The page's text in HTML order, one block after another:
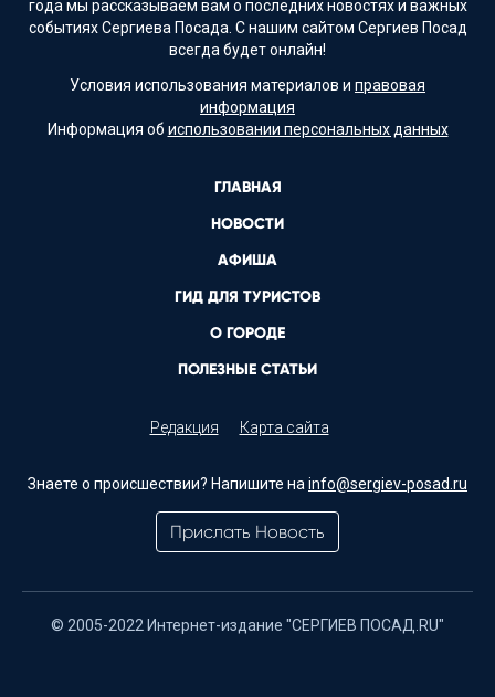
года мы рассказываем вам о последних новостях и важных
событиях Сергиева Посада. С нашим сайтом Сергиев Посад
всегда будет онлайн!
Условия использования материалов и правовая
информация
Информация об использовании персональных данных
ГЛАВНАЯ
НОВОСТИ
АФИША
ГИД ДЛЯ ТУРИСТОВ
О ГОРОДЕ
ПОЛЕЗНЫЕ СТАТЬИ
Редакция Карта сайта
Знаете о происшествии? Напишите на info@sergiev-posad.ru
Прислать Новость
© 2005-2022 Интернет-издание "СЕРГИЕВ ПОСАД.RU"